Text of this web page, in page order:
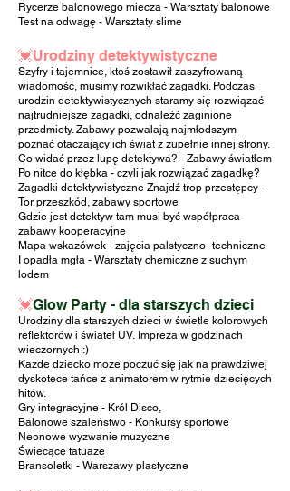
Rycerze balonowego miecza - Warsztaty balonowe
Test na odwagę - Warsztaty slime
💓Urodziny detektywistyczne
Szyfry i tajemnice, ktoś zostawił zaszyfrowaną
wiadomość, musimy rozwikłać zagadki. Podczas
urodzin detektywistycznych staramy się rozwiązać
najtrudniejsze zagadki, odnaleźć zaginione
przedmioty. Zabawy pozwalają najmłodszym
poznać otaczający ich świat z zupełnie innej strony.
Co widać przez lupę detektywa? - Zabawy światłem
Po nitce do kłębka - czyli jak rozwiązać zagadkę?
Zagadki detektywistyczne Znajdź trop przestępcy -
Tor przeszkód, zabawy sportowe
Gdzie jest detektyw tam musi być współpraca-
zabawy kooperacyjne
Mapa wskazówek - zajęcia palstyczno -techniczne
I opadła mgła - Warsztaty chemiczne z suchym
lodem
💓Glow Party - dla starszych dzieci
Urodziny dla starszych dzieci w świetle kolorowych
reflektorów i świateł UV. Impreza w godzinach
wieczornych :)
Każde dziecko może poczuć się jak na prawdziwej
dyskotece tańce z animatorem w rytmie dziecięcych
hitów.
Gry integracyjne - Król Disco,
Balonowe szaleństwo - Konkursy sportowe
Neonowe wyzwanie muzyczne
Świecące tatuaże
Bransoletki - Warszawy plastyczne